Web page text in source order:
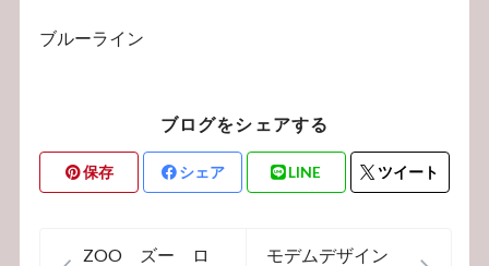
ブルーライン
ブログをシェアする
保存 シェア LINE ツイート
ZOO ズー ロ
モデムデザイン